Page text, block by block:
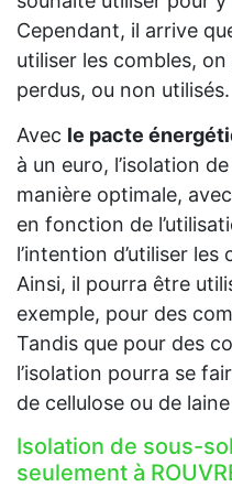
Cependant, il arrive
utiliser les combles,
perdus, ou non utilisés.
Avec le pacte
à un euro, l’isolation
manière optimale,
en fonction de
l’intention d’utiliser les
Ainsi, il pourra être
exemple, pour des
Tandis que pour des
l’isolation pourra se
de cellulose ou de
Isolation de sous-
seulement à